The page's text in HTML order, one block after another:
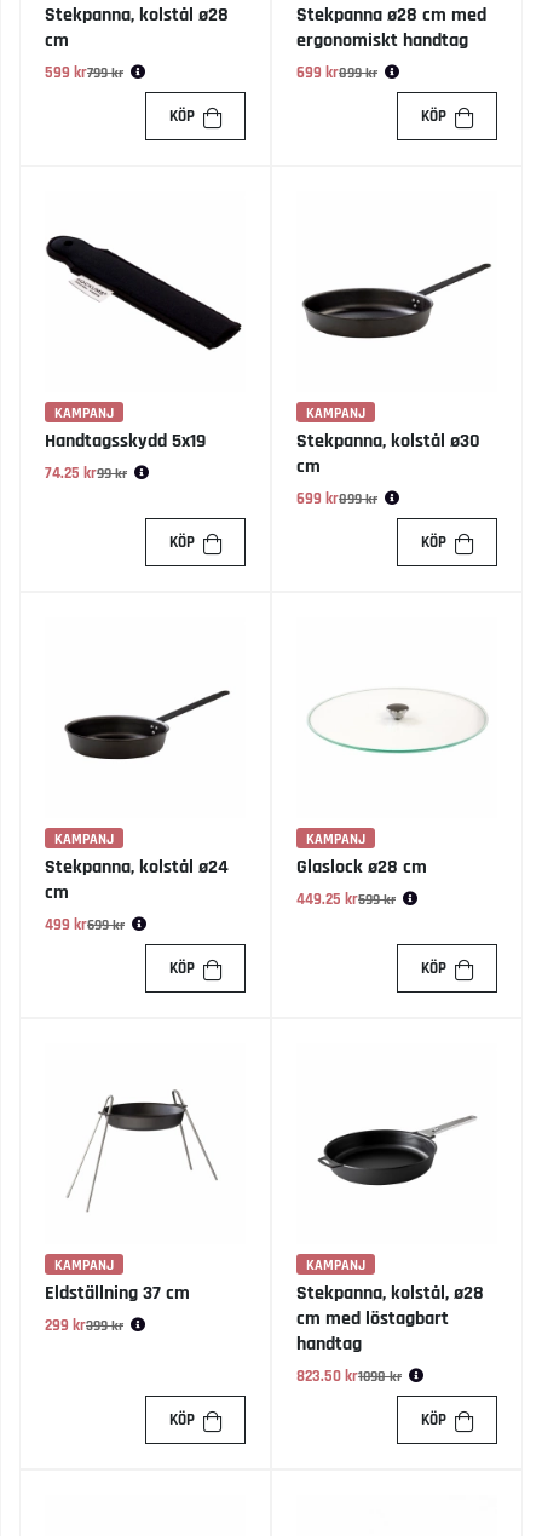
Stekpanna, kolstål ø28
cm
599 kr
Ordinarie pris:
799 kr
KÖP
Stekpanna ø28 cm med
ergonomiskt handtag
699 kr
Ordinarie pris:
899 kr
KÖP
KAMPANJ
Handtagsskydd 5x19
74.25 kr
Ordinarie pris:
99 kr
KÖP
KAMPANJ
Stekpanna, kolstål ø30
cm
699 kr
Ordinarie pris:
899 kr
KÖP
KAMPANJ
Stekpanna, kolstål ø24
cm
499 kr
Ordinarie pris:
699 kr
KÖP
KAMPANJ
Glaslock ø28 cm
449.25 kr
Ordinarie pris:
599 kr
KÖP
KAMPANJ
Eldställning 37 cm
299 kr
Ordinarie pris:
399 kr
KÖP
KAMPANJ
Stekpanna, kolstål, ø28
cm med löstagbart
handtag
823.50 kr
Ordinarie pris:
1098 kr
KÖP